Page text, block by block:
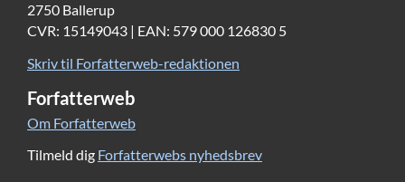
2750 Ballerup
CVR: 15149043 | EAN: 579 000 126830 5
Skriv til Forfatterweb-redaktionen
Forfatterweb
Om Forfatterweb
Tilmeld dig Forfatterwebs nyhedsbrev